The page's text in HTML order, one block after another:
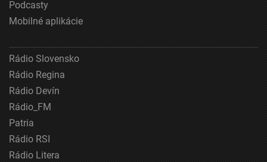
Meranie výkonnosti obsahu
Pochopiť cieľové skupiny na základe štatistík
alebo spájania údajov z rôznych zdrojov
Vývoj a zlepšovanie služieb
Použitie obmedzených údajov na výber obsahu
Špeciálne funkcie IAB:
Používanie presných údajov o geografickej
polohe
Podcasty
Mobilné aplikácie
Rádio Slovensko
Rádio Regina
Rádio Devín
Rádio_FM
Patria
Rádio RSI
Rádio Litera